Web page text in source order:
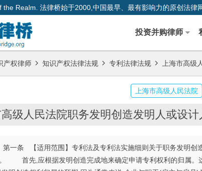
Realm. 法律桥始于2000,中国最早、最有影响力的原创法律
投资并购律师
产权律师 知识产权法律法规 专利法律法规 上海市高级
级人民法院职务发明创造发明人或设计
条 【适用范围】专利法及专利法实施细则关于职务发明创造
首先,应根据发明创造完成地来确定申请专利权利的归属。
上海市高级人民法院